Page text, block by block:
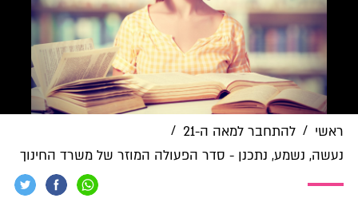
ראשי / להתחבר למאה ה-21
/
נעשה, נשמע, נתכנן - סדר הפעולה המוזר של משרד החינוך